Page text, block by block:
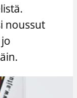
noussut